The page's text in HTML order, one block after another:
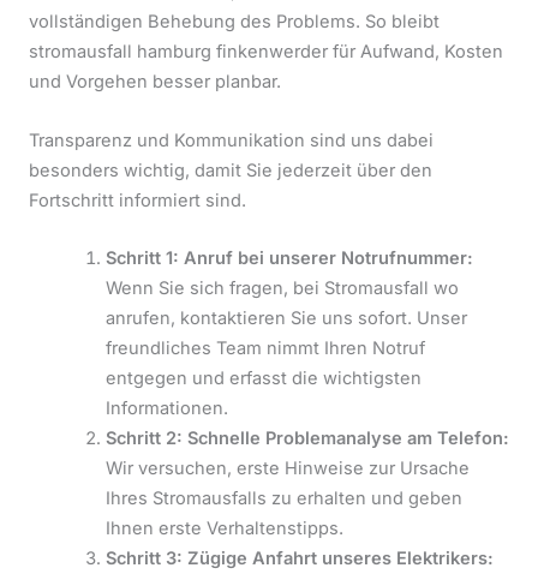
vollständigen Behebung des Problems. So bleibt
stromausfall hamburg finkenwerder für Aufwand, Kosten
und Vorgehen besser planbar.
Transparenz und Kommunikation sind uns dabei
besonders wichtig, damit Sie jederzeit über den
Fortschritt informiert sind.
Schritt 1: Anruf bei unserer Notrufnummer:
Wenn Sie sich fragen, bei Stromausfall wo
anrufen, kontaktieren Sie uns sofort. Unser
freundliches Team nimmt Ihren Notruf
entgegen und erfasst die wichtigsten
Informationen.
Schritt 2: Schnelle Problemanalyse am Telefon:
Wir versuchen, erste Hinweise zur Ursache
Ihres Stromausfalls zu erhalten und geben
Ihnen erste Verhaltenstipps.
Schritt 3: Zügige Anfahrt unseres Elektrikers: